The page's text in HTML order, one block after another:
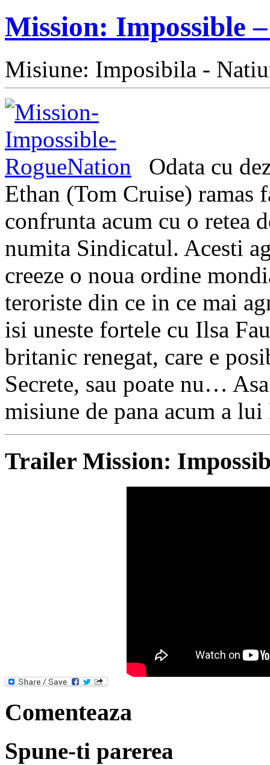
Mission: Impossible
Misiune: Imposibila -
Odata cu
Ethan (Tom Cruise) ramas
confrunta acum cu o retea
numita Sindicatul. Acesti
creeze o noua ordine
teroriste din ce in ce mai
isi uneste fortele cu Ilsa
britanic renegat, care e
Secrete, sau poate nu…
misiune de pana acum a
Trailer Mission:
Comenteaza
Spune-ti parerea